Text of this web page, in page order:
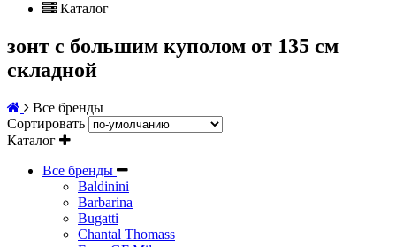
Каталог
зонт с большим куполом от 135 см
складной
Все бренды
Сортировать
Каталог
Все бренды
Baldinini
Barbarina
Bugatti
Chantal Thomass